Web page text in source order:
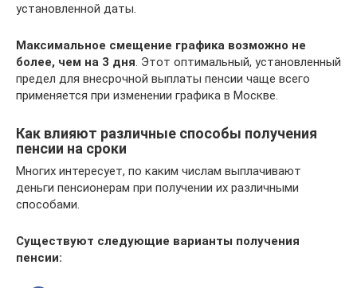
установленной даты.
Максимальное смещение графика возможно не
более, чем на 3 дня. Этот оптимальный, установленный
предел для внесрочной выплаты пенсии чаще всего
применяется при изменении графика в Москве.
Как влияют различные способы получения
пенсии на сроки
Многих интересует, по каким числам выплачивают
деньги пенсионерам при получении их различными
способами.
Существуют следующие варианты получения
пенсии: